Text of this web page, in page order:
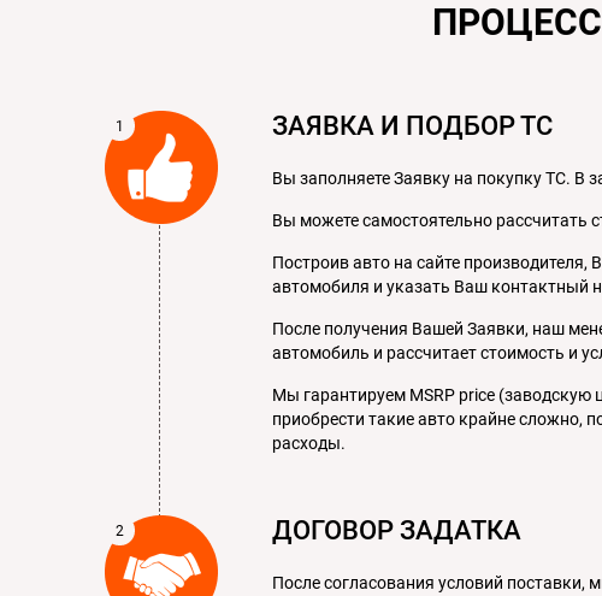
ЗАЯВКА И ПОДБОР ТС
Вы заполняете Заявку на покупку ТС. В
Вы можете самостоятельно рассчитать
Построив авто на сайте
автомобиля и указать Ваш контактный
После получения Вашей Заявки, наш
автомобиль и рассчитает стоимость и
Мы гарантируем MSRP price
приобрести такие авто крайне сложно,
расходы.
ДОГОВОР ЗАДАТКА
После согласования условий поставки,